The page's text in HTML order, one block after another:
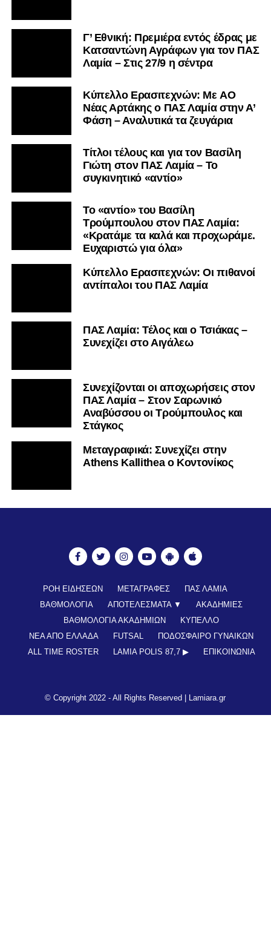
Γ’ Εθνική: Πρεμιέρα εντός έδρας με
Κατσαντώνη Αγράφων για τον ΠΑΣ
Λαμία – Στις 27/9 η σέντρα
Kύπελλο Ερασιτεχνών: Με AO
Nέας Αρτάκης ο ΠΑΣ Λαμία στην Α’
Φάση – Αναλυτικά τα ζευγάρια
Τίτλοι τέλους και για τον Βασίλη
Γιώτη στον ΠΑΣ Λαμία – Το
συγκινητικό «αντίο»
Το «αντίο» του Βασίλη
Τρούμπουλου στον ΠΑΣ Λαμία:
«Κρατάμε τα καλά και προχωράμε.
Ευχαριστώ για όλα»
Κύπελλο Ερασιτεχνών: Οι πιθανοί
αντίπαλοι του ΠΑΣ Λαμία
ΠΑΣ Λαμία: Τέλος και ο Τσιάκας –
Συνεχίζει στο Αιγάλεω
Συνεχίζονται οι αποχωρήσεις στον
ΠΑΣ Λαμία – Στον Σαρωνικό
Αναβύσσου οι Τρούμπουλος και
Στάγκος
Mεταγραφικά: Συνεχίζει στην
Athens Kallithea ο Κοντονίκος
ΡΟΗ ΕΙΔΗΣΕΩΝ ΜΕΤΑΓΡΑΦΕΣ
ΠΑΣ ΛΑΜΙΑ
ΒΑΘΜΟΛΟΓΙΑ
ΑΠΟΤΕΛΕΣΜΑΤΑ ▼
ΑΚΑΔΗΜΙΕΣ
ΒΑΘΜΟΛΟΓΙΑ ΑΚΑΔΗΜΙΩΝ
ΚΥΠΕΛΛΟ
ΝΕΑ ΑΠΟ ΕΛΛΑΔΑ
FUTSAL
ΠΟΔΟΣΦΑΙΡΟ ΓΥΝΑΙΚΩΝ
ALL TIME ROSTER
LAMIA POLIS 87,7 ▶︎ ΕΠΙΚΟΙΝΩΝΊΑ
© Copyright 2022 - All Rights Reserved | Lamiara.gr